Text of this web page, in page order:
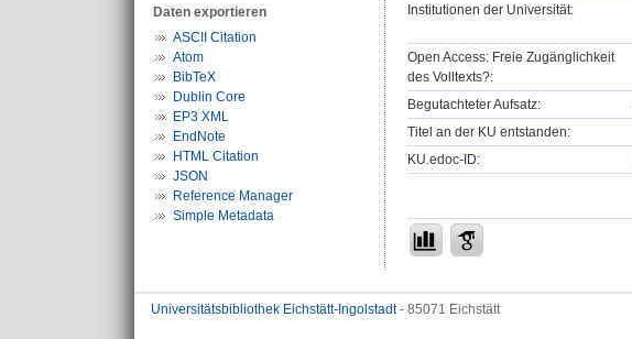
Daten exportieren
ASCII Citation
Atom
BibTeX
Dublin Core
EP3 XML
EndNote
HTML Citation
JSON
Reference Manager
Simple Metadata
Institutionen der Universität:
Open Access: Freie Zugänglichkeit
des Volltexts?:
Begutachteter Aufsatz:
Titel an der KU entstanden:
KU.edoc-ID:
Universitätsbibliothek Eichstätt-Ingolstadt- 85071 Eichstätt